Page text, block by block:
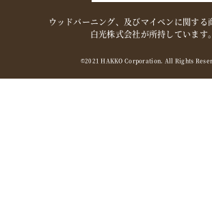
ウッドバーニング、及びマイペンに関する
白光株式会社が所持しています。
©2021 HAKKO Corporation. All Rights